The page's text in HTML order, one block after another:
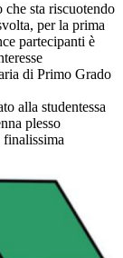
che sta riscuotendo
per la prima
partecipanti è
di Primo Grado
alla studentessa
plesso
finalissima